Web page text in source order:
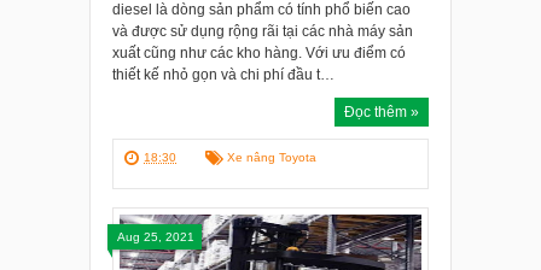
diesel là dòng sản phẩm có tính phổ biến cao
và được sử dụng rộng rãi tại các nhà máy sản
xuất cũng như các kho hàng. Với ưu điểm có
thiết kế nhỏ gọn và chi phí đầu t…
Đọc thêm »
18:30 Xe nâng Toyota
Aug 25, 2021